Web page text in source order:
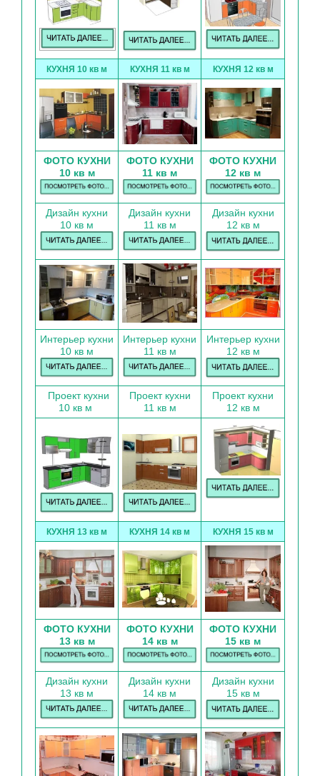
КУХНЯ 10 кв м КУХНЯ 11 кв м КУХНЯ 12 кв м
ФОТО КУХНИ
10 кв м
ФОТО КУХНИ
11 кв м
ФОТО КУХНИ
12 кв м
Дизайн кухни
10 кв м
Дизайн кухни
11 кв м
Дизайн кухни
12 кв м
Интерьер кухни
10 кв м
Интерьер кухни
11 кв м
Интерьер кухни
12 кв м
Проект кухни
10 кв м
Проект кухни
11 кв м
Проект кухни
12 кв м
КУХНЯ 13 кв м КУХНЯ 14 кв м КУХНЯ 15 кв м
ФОТО КУХНИ
13 кв м
ФОТО КУХНИ
14 кв м
ФОТО КУХНИ
15 кв м
Дизайн кухни
13 кв м
Дизайн кухни
14 кв м
Дизайн кухни
15 кв м